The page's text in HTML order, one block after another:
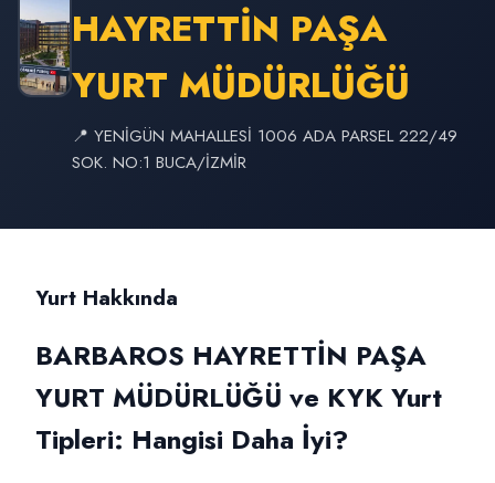
HAYRETTİN PAŞA
YURT MÜDÜRLÜĞÜ
📍 YENİGÜN MAHALLESİ 1006 ADA PARSEL 222/49
SOK. NO:1 BUCA/İZMİR
Yurt Hakkında
BARBAROS HAYRETTİN PAŞA
YURT MÜDÜRLÜĞÜ ve KYK Yurt
Tipleri: Hangisi Daha İyi?